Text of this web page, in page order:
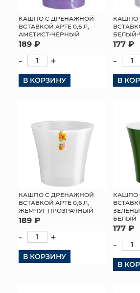
ПАКЕТЫ И СУМКИ
ПОДАРОЧНЫЕ
ТОРГОВЫЙ ЦЕНТР
КАШПО С ДРЕНАЖНОЙ
ВСТАВКОЙ АРТЕ 0,6 Л,
АМЕТИСТ-ЧЕРНЫЙ
189 ₽
- +
В КОРЗИНУ
КАШПО
177 ₽
-
В
КАШПО С ДРЕНАЖНОЙ
ВСТАВКОЙ АРТЕ 0,6 Л,
ЖЕМЧУГ-ПРОЗРАЧНЫЙ
189 ₽
- +
В КОРЗИНУ
КАШПО
БЕЛЫЙ
177 ₽
-
В